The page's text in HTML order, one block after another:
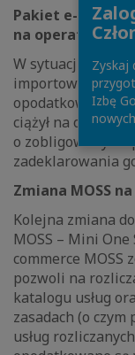
Pakiet e-
na operatorów
W sytuacji, gdy
importowany z
opodatkowany
ciążył na
o zobligowany do
zadeklarowania
Zmiana MOSS
Kolejna zmiana
MOSS – Mini
commerce MOSS
pozwoli na
katalogu usług
zasadach (o czym
usług
Zyskaj
Izbę